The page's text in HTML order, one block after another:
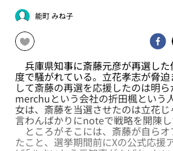
能町 みね子
兵庫県知事に斎藤元彦が再選した
度で騒がれている。立花孝志が脅
して斎藤の再選を応援したのは明
merchuという会社の折田楓という
女は、斎藤を当選させたのは立花
言わんばかりにnoteで戦略を開陳し
ところがそこには、斎藤が自らオ
たこと、選挙期間前にXの公式応援